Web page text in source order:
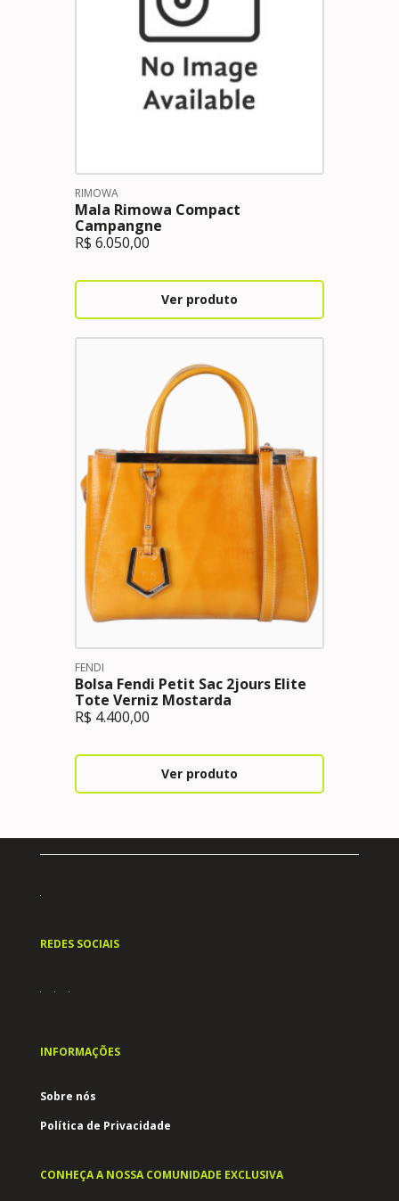
RIMOWA
Mala Rimowa Compact
Campangne
R$ 6.050,00
Ver produto
FENDI
Bolsa Fendi Petit Sac 2jours Elite
Tote Verniz Mostarda
R$ 4.400,00
Ver produto
REDES SOCIAIS
INFORMAÇÕES
Sobre nós
Política de Privacidade
CONHEÇA A NOSSA COMUNIDADE EXCLUSIVA